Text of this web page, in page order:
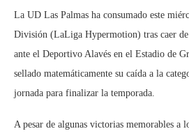
La UD Las Palmas ha consumado este
División (LaLiga Hypermotion) tras caer
ante el Deportivo Alavés en el Estadio de
sellado matemáticamente su caída a la
jornada para finalizar la temporada.
A pesar de algunas victorias memorables a